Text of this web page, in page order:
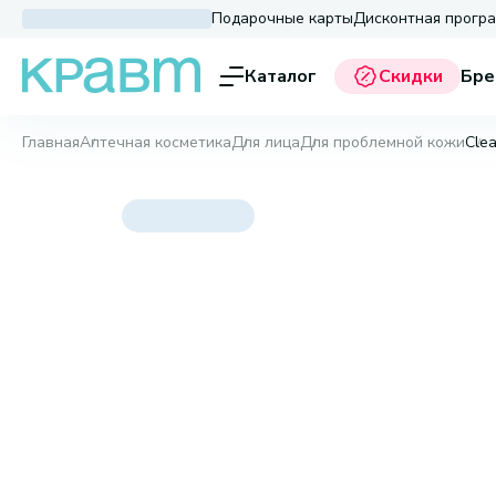
Подарочные картыДисконтная
Каталог Скидки
ГлавнаяАптечная косметикаДля лицаДля проблемной кожи